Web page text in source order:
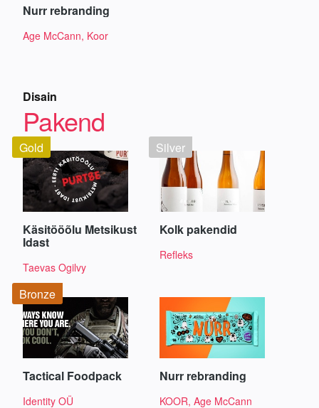
Nurr rebranding
Age McCann, Koor
Disain
Pakend
Käsitööõlu Metsikust
Idast
Taevas Ogilvy
Gold
Kolk pakendid
Refleks
Silver
Tactical Foodpack
Identity OÜ
Bronze
Nurr rebranding
KOOR, Age McCann